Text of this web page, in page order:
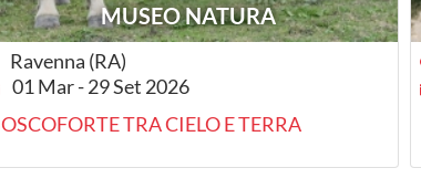
MUSEO NATURA
Ravenna (RA)
01 Mar - 29 Set 2026
TRA CIELO E TERRA